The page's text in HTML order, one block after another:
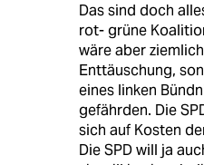
Das sind doch
rot- grüne
wäre aber
Enttäuschung,
eines linken
gefährden. Die
sich auf Kosten
Die SPD will ja